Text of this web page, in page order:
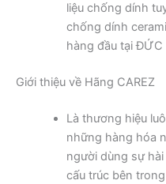
liệu chống dính
chống dính
hàng đầu tại ĐỨC
Giới thiệu về Hãng CAREZ
Là thương hiệu
những hàng hóa
người dùng sự
cấu trúc bên